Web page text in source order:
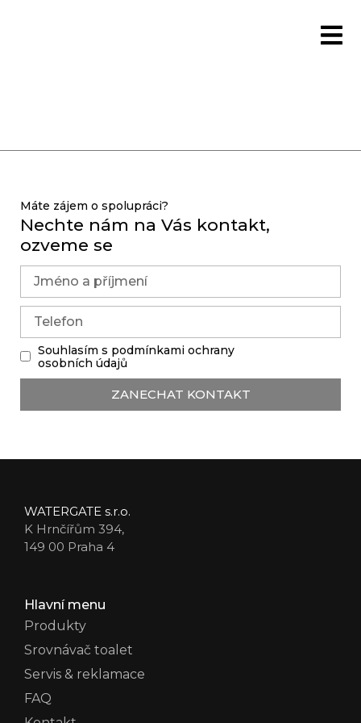
Máte zájem o spolupráci?
Nechte nám na Vás kontakt,
ozveme se
Souhlasím s podmínkami ochrany
osobních údajů
ZANECHAT KONTAKT
WATERGATE s.r.o.
K Hrnčířům 394,
149 00 Praha 4
Hlavní menu
Produkty
Srovnávač toalet
Servis & reklamace
FAQ